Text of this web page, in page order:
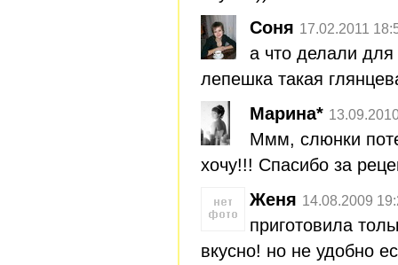
Coня 17.02.2011
а что делали для
лепешка такая
Марина*
Ммм, слюнки
хочу!!! Спасибо за
Женя 14.08.2009
приготовила
вкусно! но не удобно